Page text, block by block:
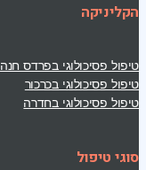
הקליניקה
טיפול פסיכולוגי בפרדס חנה
טיפול פסיכולוגי בכרכור
טיפול פסיכולוגי בחדרה
סוגי טיפול